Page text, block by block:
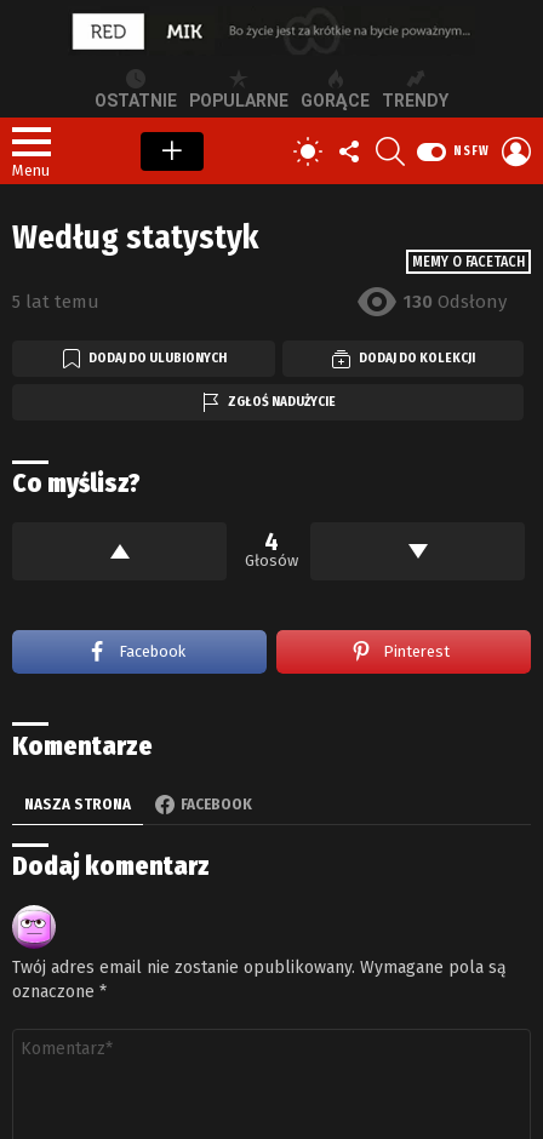
OSTATNIE POPULARNE GORĄCE TRENDY
Menu
PRZEŁĄCZ
SKÓRKĘ
OBSERWUJ
NAS
NSFW
MEMY O FACETACH
Według statystyk
5 lat temu 130 Odsłony
DODAJ DO ULUBIONYCH DODAJ DO KOLEKCJI
ZGŁOŚ NADUŻYCIE
Co myślisz?
4
Głosów
Facebook Pinterest
Komentarze
NASZA STRONA FACEBOOK
Dodaj komentarz
Twój adres email nie zostanie opublikowany. Wymagane pola są
oznaczone *